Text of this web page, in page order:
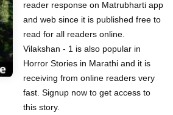
reader response on Matrubharti app
and web since it is published free to
read for all readers online.
Vilakshan - 1 is also popular in
Horror Stories in Marathi and it is
receiving from online readers very
fast. Signup now to get access to
this story.